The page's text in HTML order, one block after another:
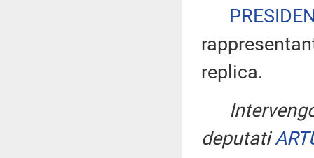
replica.
deputati